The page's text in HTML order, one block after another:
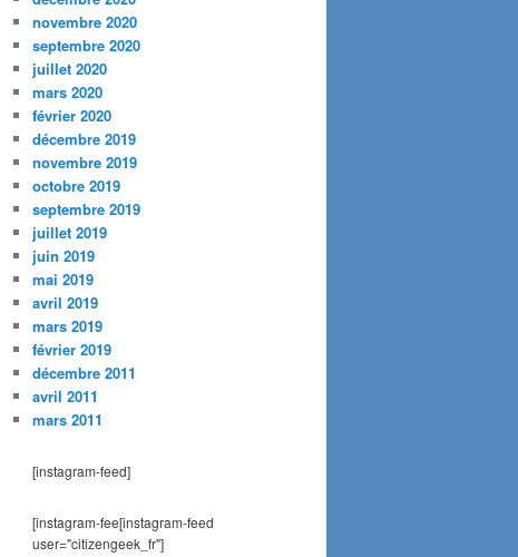
novembre 2020
septembre 2020
juillet 2020
mars 2020
février 2020
décembre 2019
novembre 2019
octobre 2019
septembre 2019
juillet 2019
juin 2019
mai 2019
avril 2019
mars 2019
février 2019
décembre 2011
avril 2011
mars 2011
[instagram-feed]
[instagram-fee[instagram-feed
user="citizengeek_fr"]